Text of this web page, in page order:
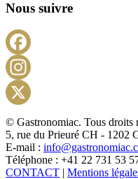
Nous suivre
© Gastronomiac. Tous droits
5, rue du Prieuré CH - 1202
E-mail :
Téléphone : +41 22 731 53
CONTACT | Mentions